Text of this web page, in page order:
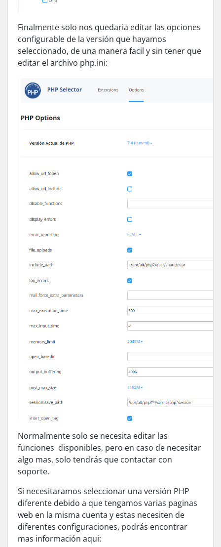
Finalmente solo nos quedaria editar las opciones
configurable de la versión que hayamos
seleccionado, de una manera facil y sin tener que
editar el archivo php.ini:
Normalmente solo se necesita editar las
funciones disponibles, pero en caso de necesitar
algo mas, solo tendrás que contactar con
soporte.
Si necesitaramos seleccionar una versión PHP
diferente debido a que tengamos varias paginas
web en la misma cuenta y estas necesiten de
diferentes configuraciones, podrás encontrar
mas información aqui: